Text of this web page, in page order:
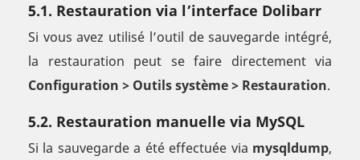
5.1. Restauration via l’interface Dolibarr
Si vous avez utilisé l’outil de sauvegarde intégré,
la restauration peut se faire directement via
Configuration > Outils système > Restauration.
5.2. Restauration manuelle via MySQL
Si la sauvegarde a été effectuée via mysqldump,